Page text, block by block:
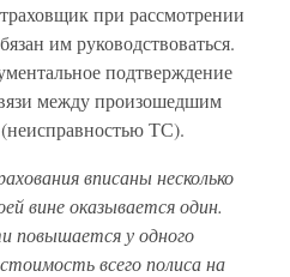
при рассмотрении
им руководствоваться.
подтверждение
между произошедшим
ТС).
вписаны несколько
вине оказывается один.
повышается у одного
всего полиса на